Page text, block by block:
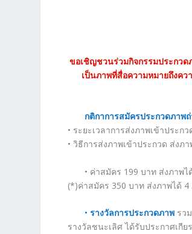
ขอเชิญชวนร่วมกิจกรรมประกวด
เป็นภาพที่สื่อความหมายถึงคว
กติกาการสมัครประกวดภาพ
• ระยะเวลาการส่งภาพเข้าประ
• วิธีการส่งภาพเข้าประกวด ส่งภ
• ค่าสมัคร 199 บาท ส่งภา
(*)ค่าสมัคร 350 บาท ส่งภาพได้
• รางวัลการประกวดภาพรวม
รางวัลชนะเลิศ ได้รับประกาศเกี